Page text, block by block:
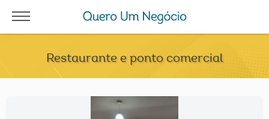
Restaurante e ponto comercial